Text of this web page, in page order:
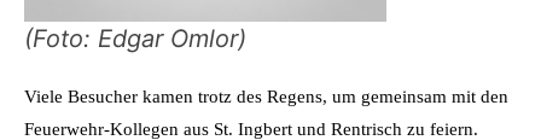
(Foto: Edgar Omlor)
Viele Besucher kamen trotz des Regens, um gemeinsam mit den
Feuerwehr-Kollegen aus St. Ingbert und Rentrisch zu feiern.